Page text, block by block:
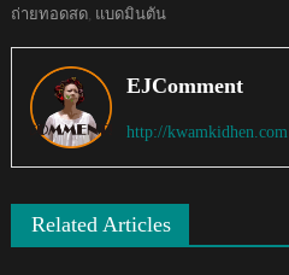
ถ่ายทอดสด, แบดมินตัน
EJComment
http://kwamkidhen.com
Related Articles